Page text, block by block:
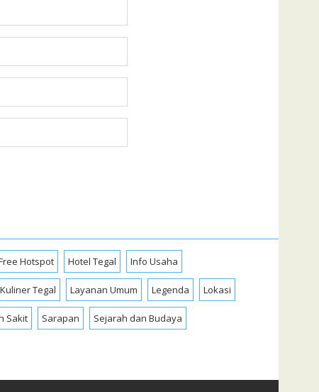
Hotspot Hotel Tegal Info Usaha
Kuliner Tegal Layanan Umum Legenda Lokasi
Sakit Sarapan Sejarah dan Budaya